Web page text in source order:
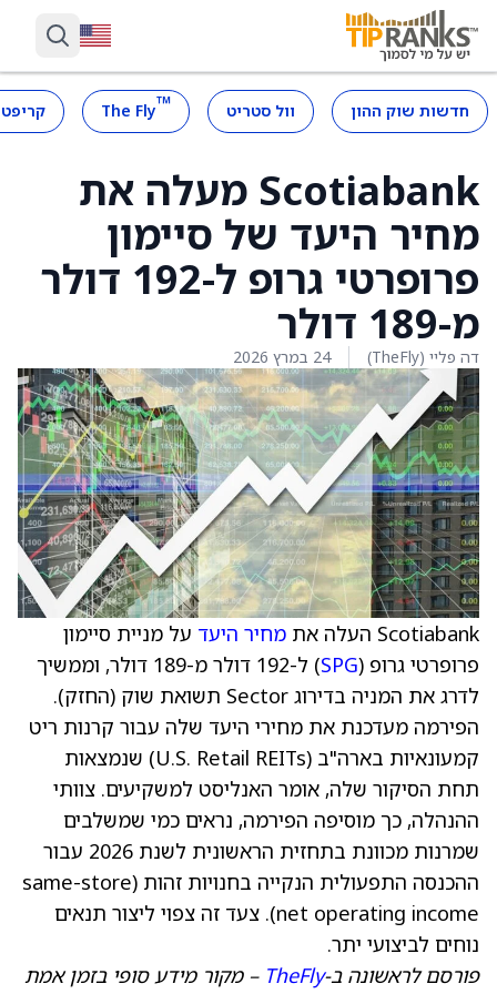
חדשות שוק ההון וול סטריט ™
The Fly
Scotiabank מעלה את
מחיר היעד של סיימון
פרופרטי גרופ ל-192 דולר
מ-189 דולר
דה פליי (TheFly) 24 במרץ 2026
Scotiabank העלה את מחיר היעד על מניית סיימון
פרופרטי גרופ (SPG
) ל-192 דולר מ-189 דולר, וממשיך
לדרג את המניה בדירוג Sector תשואת שוק (החזק).
הפירמה מעדכנת את מחירי היעד שלה עבור קרנות ריט
קמעונאיות בארה"ב (U.S. Retail REITs) שנמצאות
תחת הסיקור שלה, אומר האנליסט למשקיעים. צוותי
ההנהלה, כך מוסיפה הפירמה, נראים כמי שמשלבים
שמרנות מכוונת בתחזית הראשונית לשנת 2026 עבור
ההכנסה התפעולית הנקייה בחנויות זהות (same-store
net operating income). צעד זה צפוי ליצור תנאים
נוחים לביצועי יתר.
פורסם לראשונה ב-TheFly – מקור מידע סופי בזמן אמת